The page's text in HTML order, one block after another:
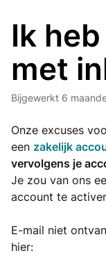
Ik
met
Bijgewerkt 6
Onze excuses
een zakelijk
vervolgens je
Je zou van ons
account te
E-mail niet
hier: